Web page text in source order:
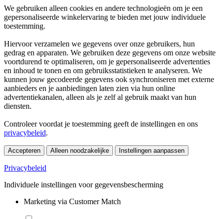
We gebruiken alleen cookies en andere technologieën om je een
gepersonaliseerde winkelervaring te bieden met jouw individuele
toestemming.
Hiervoor verzamelen we gegevens over onze gebruikers, hun
gedrag en apparaten. We gebruiken deze gegevens om onze website
voortdurend te optimaliseren, om je gepersonaliseerde advertenties
en inhoud te tonen en om gebruiksstatistieken te analyseren. We
kunnen jouw gecodeerde gegevens ook synchroniseren met externe
aanbieders en je aanbiedingen laten zien via hun online
advertentiekanalen, alleen als je zelf al gebruik maakt van hun
diensten.
Controleer voordat je toestemming geeft de instellingen en ons
privacybeleid.
Accepteren Alleen noodzakelijke Instellingen aanpassen
Privacybeleid
Individuele instellingen voor gegevensbescherming
Marketing via Customer Match